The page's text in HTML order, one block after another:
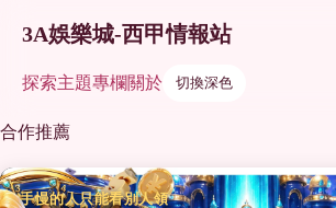
3A娛樂城-西甲情報站
探索主題專欄關於 切換深色
合作推薦
手慢的人只能看別人領